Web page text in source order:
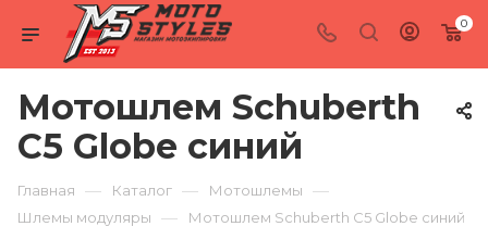
0
Мотошлем Schuberth
C5 Globe синий
Главная — Каталог — Мотошлемы —
Шлемы модуляры — Мотошлем Schuberth C5 Globe синий